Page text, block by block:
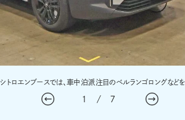
シトロエンブースでは、車中泊派注目のベルランゴロングなど
1 / 7